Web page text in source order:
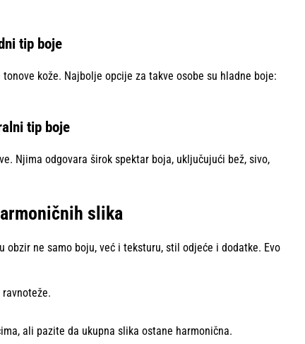
tip boje
kože. Najbolje opcije za takve osobe su hladne boje:
tip boje
Njima odgovara širok spektar boja, uključujući bež, sivo,
slika
ne samo boju, već i teksturu, stil odjeće i dodatke. Evo
ali pazite da ukupna slika ostane harmonična.